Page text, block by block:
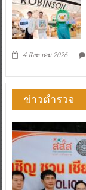
4 สิงหาคม 2026
ข่าวตำรวจ